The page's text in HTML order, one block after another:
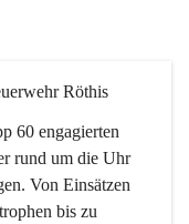
Röthis
60 engagierten
rund um die Uhr
Von Einsätzen
bis zu